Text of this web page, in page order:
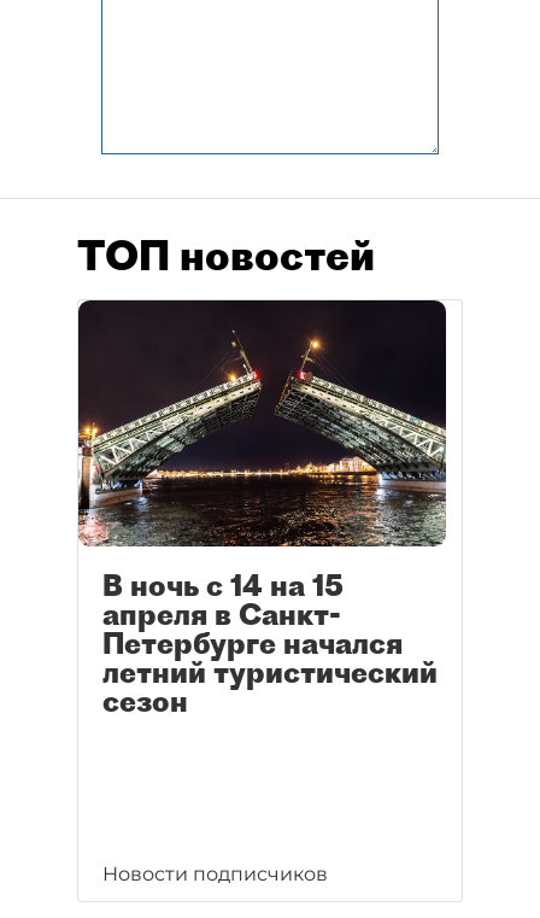
ТОП новостей
В ночь с 14 на 15
апреля в Санкт-
Петербурге начался
летний туристический
сезон
Новости подписчиков